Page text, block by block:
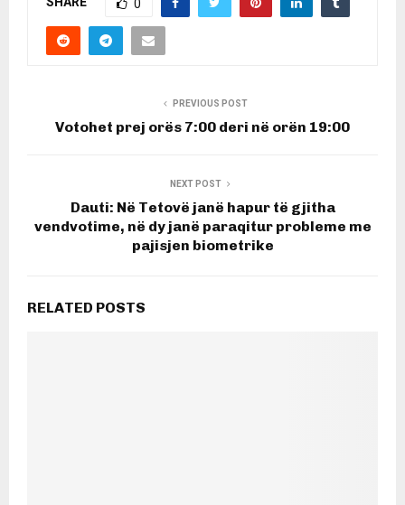
0
PREVIOUS POST
Votohet prej orës 7:00 deri në orën 19:00
NEXT POST
Dauti: Në Tetovë janë hapur të gjitha
vendvotime, në dy janë paraqitur probleme me
pajisjen biometrike
RELATED POSTS